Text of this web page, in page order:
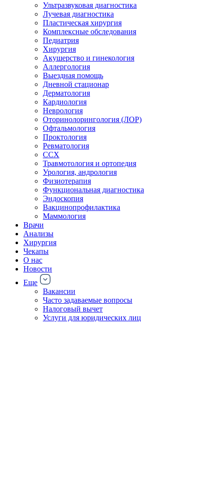
Ультразвуковая диагностика
Лучевая диагностика
Пластическая хирургия
Комплексные обследования
Педиатрия
Хирургия
Акушерство и гинекология
Аллергология
Выездная помощь
Дневной стационар
Дерматология
Кардиология
Неврология
Оторинолорингология (ЛОР)
Офтальмология
Проктология
Ревматология
ССХ
Травмотология и ортопедия
Урология, андрология
Физиотерапия
Функциональная диагностика
Эндоскопия
Вакцинопрофилактика
Маммология
Врачи
Анализы
Хирургия
Чекапы
О нас
Новости
Еще
Вакансии
Часто задаваемые вопросы
Налоговый вычет
Услуги для юридических лиц